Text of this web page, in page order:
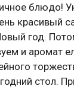
блюдо!
красивый
год.
и аромат
стол.